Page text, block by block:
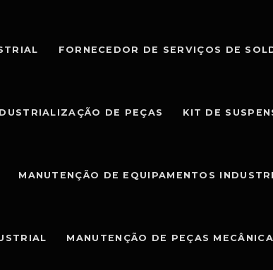
FORNECEDOR DE SERVIÇOS DE
DE PEÇAS KIT DE
MANUTENÇÃO DE EQUIPAMENTOS
MANUTENÇÃO DE PEÇAS